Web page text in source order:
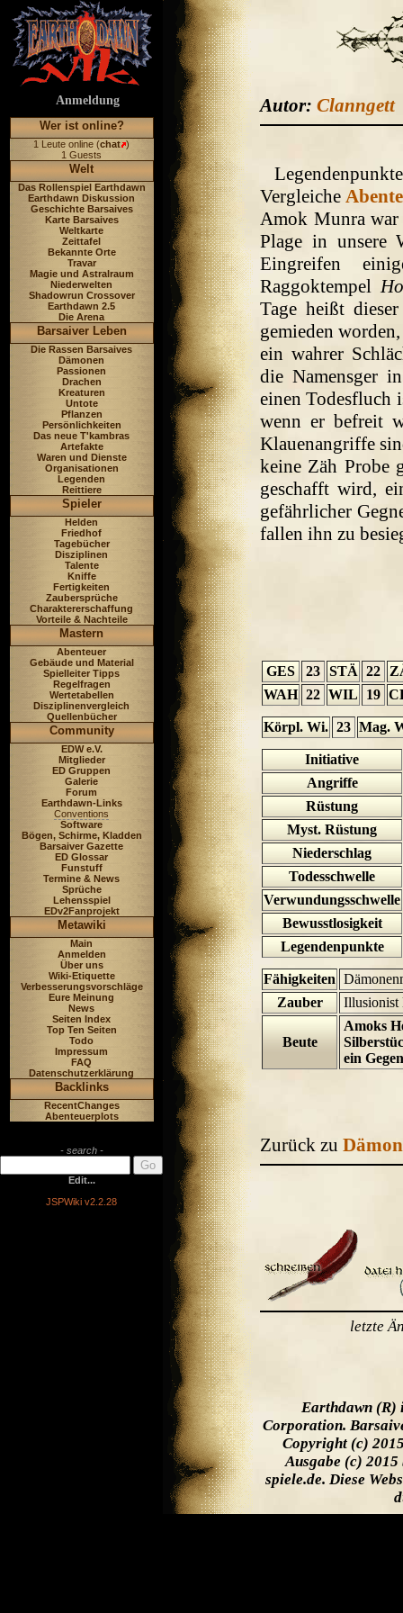
Anmeldung
Wer ist online?
1 Leute online (chat )
1 Guests
Welt
Das Rollenspiel Earthdawn
Earthdawn Diskussion
Geschichte Barsaives
Karte Barsaives
Weltkarte
Zeittafel
Bekannte Orte
Travar
Magie und Astralraum
Niederwelten
Shadowrun Crossover
Earthdawn 2.5
Die Arena
Barsaiver Leben
Die Rassen Barsaives
Dämonen
Passionen
Drachen
Kreaturen
Untote
Pflanzen
Persönlichkeiten
Das neue T'kambras
Artefakte
Waren und Dienste
Organisationen
Legenden
Reittiere
Spieler
Helden
Friedhof
Tagebücher
Disziplinen
Talente
Kniffe
Fertigkeiten
Zaubersprüche
Charaktererschaffung
Vorteile & Nachteile
Mastern
Abenteuer
Gebäude und Material
Spielleiter Tipps
Regelfragen
Wertetabellen
Disziplinenvergleich
Quellenbücher
Community
EDW e.V.
Mitglieder
ED Gruppen
Galerie
Forum
Earthdawn-Links
Conventions
Software
Bögen, Schirme, Kladden
Barsaiver Gazette
ED Glossar
Funstuff
Termine & News
Sprüche
Lehensspiel
EDv2Fanprojekt
Metawiki
Main
Anmelden
Über uns
Wiki-Etiquette
Verbesserungsvorschläge
Eure Meinung
News
Seiten Index
Top Ten Seiten
Todo
Impressum
FAQ
Datenschutzerklärung
Backlinks
RecentChanges
Abenteuerplots
- search -
Edit...
JSPWiki v2.2.28
Autor: Clanngett
Vergleiche
Amok Munra war
Plage in unsere
Eingreifen
Raggoktempel
Tage heißt
gemieden
ein wahrer
die Namensger
einen Todesfluch
wenn er befreit
Klauenangriffe
keine Zäh Probe
geschafft wird,
gefährlicher
fallen ihn zu
GES 23 STÄ 22
WAH 22 WIL 19
Körpl. Wi. 23 Mag.
Initiative
Angriffe
Rüstung
Myst. Rüstung
Niederschlag
Todesschwelle
Verwundungsschwelle
Bewusstlosigkeit
Legendenpunkte
Fähigkeiten
Zauber
Illusionist
Beute
Amoks
ein
Zurück zu
letzte
Earthdawn (R)
Corporation.
Copyright (c)
Ausgabe (c) 2015
spiele.de. Diese